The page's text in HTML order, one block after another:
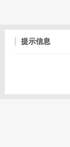
提示信息